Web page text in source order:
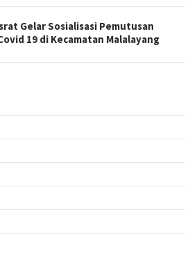
Gelar Sosialisasi Pemutusan
19 di Kecamatan Malalayang